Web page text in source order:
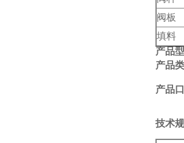
阀板
填料
产品
产品
产品
技术